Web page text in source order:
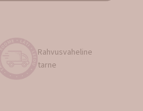
Rahvusvaheline
tarne